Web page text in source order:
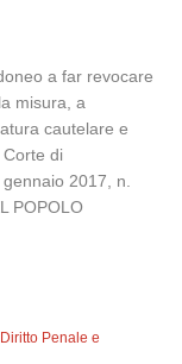
a far revocare
misura, a
cautelare e
di
2017, n.
POPOLO
Diritto Penale e